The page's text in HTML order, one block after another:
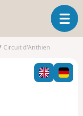
O
u
i
r
l
Circuit d'Anthien